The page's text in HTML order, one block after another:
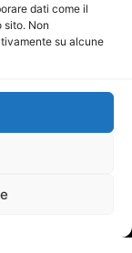
dati come il
sito. Non
su alcune
il Tribunale di